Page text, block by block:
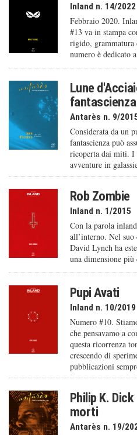
Inland n. 14/2022
Febbraio 2020.
#13 va in stampa
rigido, grammatura
numero è
Lune
fantascienza
Antarès n. 9/
Considerata da un
fantascienza può
ricoperta dai miti. I
avventure in
Rob Zombie
Inland n. 1/2015
Con la parola
all’interno. Nel
David Lynch ha
una dimensione più
Pupi Avati
Inland n. 10/2019
Numero #10.
che pensavamo a
questa ricorrenza
crescendo di
pubblicazioni
Philip K.
morti
Antarès n. 19/